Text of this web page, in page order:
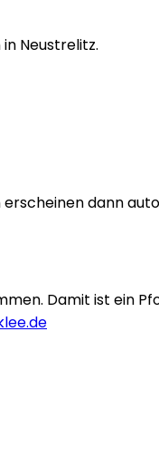
Neustrelitz.
dann
Damit ist ein